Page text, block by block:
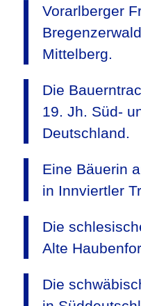
Vorarlberger
Mittelberg.
Die
19. Jh. Süd-
Deutschland.
Eine Bäuerin
in Innviertler
Die
Alte
Die